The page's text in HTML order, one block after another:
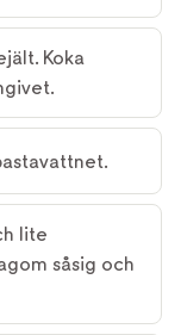
Koka
lite
såsig och